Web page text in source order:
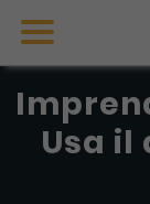
Usa il